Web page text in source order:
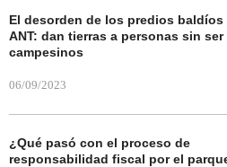
El desorden de los predios baldíos
ANT: dan tierras a personas sin ser
campesinos
06/09/2023
¿Qué pasó con el proceso de
responsabilidad fiscal por el